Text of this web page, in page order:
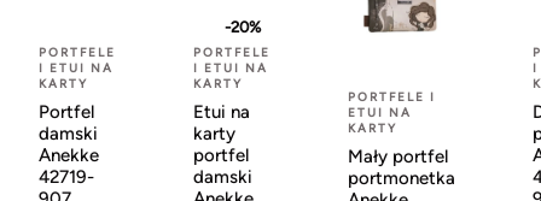
PORTFELE
I ETUI NA
KARTY
Portfel
damski
Anekke
42719-
-20%
PORTFELE
I ETUI NA
KARTY
Etui na
karty
portfel
damski
PORTFELE I
ETUI NA
KARTY
Mały portfel
portmonetka
I